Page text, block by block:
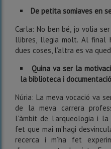
De petita somiaves en
Carla: No ben bé, jo volia
llibres, llegia molt. Al final
dues coses, l’altra es va
Quina va ser la
la biblioteca i
Núria: La meva vocació va
de la meva carrera
l’àmbit de l’arqueologia i
fet que mai m’hagi
recerca i m’ha fet